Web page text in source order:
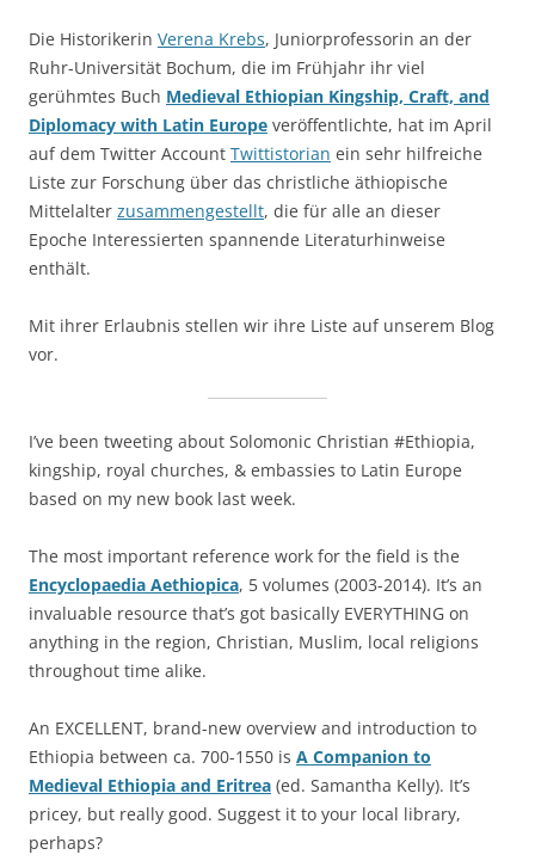
Die Historikerin Verena Krebs, Juniorprofessorin an der
Ruhr-Universität Bochum, die im Frühjahr ihr viel
gerühmtes Buch Medieval Ethiopian Kingship, Craft, and
Diplomacy with Latin Europe veröffentlichte, hat im April
auf dem Twitter Account Twittistorian ein sehr hilfreiche
Liste zur Forschung über das christliche äthiopische
Mittelalter zusammengestellt, die für alle an dieser
Epoche Interessierten spannende Literaturhinweise
enthält.
Mit ihrer Erlaubnis stellen wir ihre Liste auf unserem Blog
vor.
I’ve been tweeting about Solomonic Christian #Ethiopia,
kingship, royal churches, & embassies to Latin Europe
based on my new book last week.
The most important reference work for the field is the
Encyclopaedia Aethiopica, 5 volumes (2003-2014). It’s an
invaluable resource that’s got basically EVERYTHING on
anything in the region, Christian, Muslim, local religions
throughout time alike.
An EXCELLENT, brand-new overview and introduction to
Ethiopia between ca. 700-1550 is A Companion to
Medieval Ethiopia and Eritrea (ed. Samantha Kelly). It’s
pricey, but really good. Suggest it to your local library,
perhaps?